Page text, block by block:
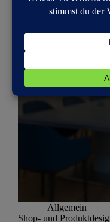
Allgemein
Shop- und